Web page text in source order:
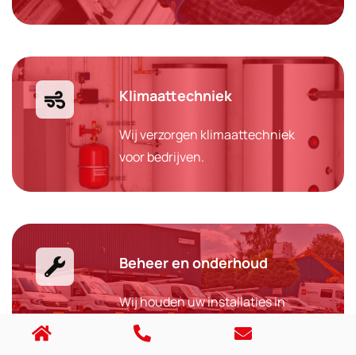
Klimaattechniek
Wij verzorgen klimaattechniek
voor bedrijven.
Beheer en onderhoud
Wij houden uw installaties in
topconditie.